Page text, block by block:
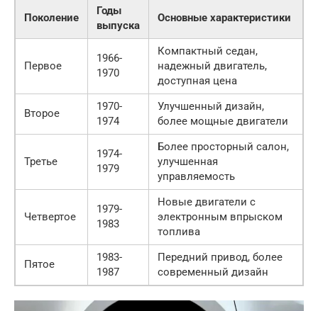
Поколение
Годы
выпуска
Основные характеристики
Первое
1966-
1970
Компактный седан,
надежный двигатель,
доступная цена
Второе
1970-
1974
Улучшенный дизайн,
более мощные двигатели
Третье
1974-
1979
Более просторный салон,
улучшенная
управляемость
Четвертое
1979-
1983
Новые двигатели с
электронным впрыском
топлива
Пятое
1983-
1987
Передний привод, более
современный дизайн